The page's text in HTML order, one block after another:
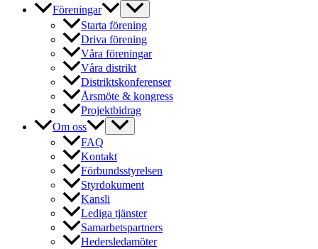
Föreningar
Starta förening
Driva förening
Våra föreningar
Våra distrikt
Distriktskonferenser
Årsmöte & kongress
Projektbidrag
Om oss
FAQ
Kontakt
Förbundsstyrelsen
Styrdokument
Kansli
Lediga tjänster
Samarbetspartners
Hedersledamöter